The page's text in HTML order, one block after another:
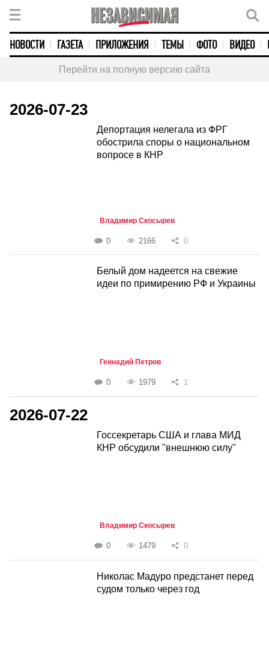
НОВОСТИ ГАЗЕТА ПРИЛОЖЕНИЯ ТЕМЫ ФОТО ВИДЕО
Перейти на полную версию сайта
2026-07-23
Депортация нелегала из ФРГ
обострила споры о национальном
вопросе в КНР
Владимир Скосырев
0 2166 0
Белый дом надеется на свежие
идеи по примирению РФ и Украины
Геннадий Петров
0 1979 1
2026-07-22
Госсекретарь США и глава МИД
КНР обсудили "внешнюю силу"
Владимир Скосырев
0 1479 0
Николас Мадуро предстанет перед
судом только через год